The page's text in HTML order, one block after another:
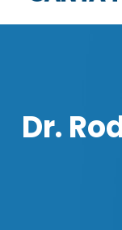
Dr.